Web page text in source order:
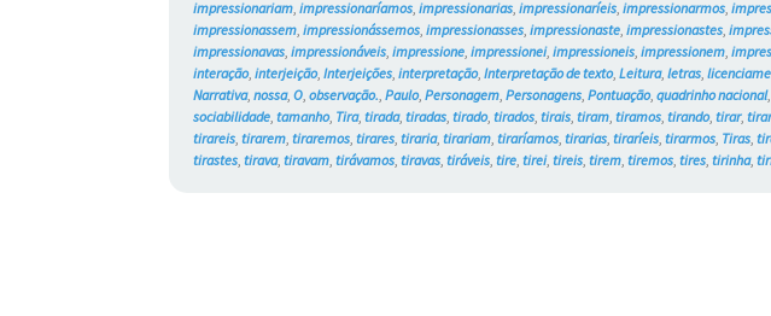
impressionariam,impressionaríamos,impressionarias,impressionaríeis,impressionarmos,
impressionassem,impressionássemos,impressionasses,impressionaste,impressionastes,
impressionavas,impressionáveis,impressione,impressionei,impressioneis,impressionem,
interação,interjeição,Interjeições,interpretação,Interpretação de texto,Leitura,letras,
Narrativa,nossa,O,observação.,Paulo,Personagem,Personagens,Pontuação,quadrinho nacional
sociabilidade,tamanho, Tira,tirada,tiradas,tirado,tirados,tirais,tiram,tiramos,tirando,tirar,
tirareis,tirarem,tiraremos,tirares,tiraria,tirariam,tiraríamos,tirarias,tiraríeis,tirarmos, Tiras,
tirastes,tirava,tiravam,tirávamos,tiravas,tiráveis,tire,tirei,tireis,tirem,tiremos,tires,tirinha,